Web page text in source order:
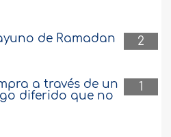
2
de Ramadan
1
a través de un
diferido que no